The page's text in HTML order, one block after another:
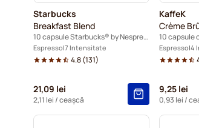
Starbucks
Breakfast Blend
10 capsule Starbucks® by Nespresso®
Espresso 7 Intensitate
4.8(131)
21,09 lei
2,11 lei / ceașcă
KaffeK
Crème
Espresso 4
9,25 lei
0,93 lei /